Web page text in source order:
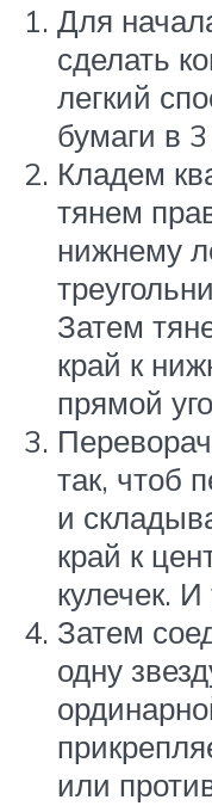
Для
сделать
легкий
бумаги в
Кладем
тянем
нижнему
Затем
край к
прямой
так, чтоб
и
край к
кулечек.
Затем
одну
или